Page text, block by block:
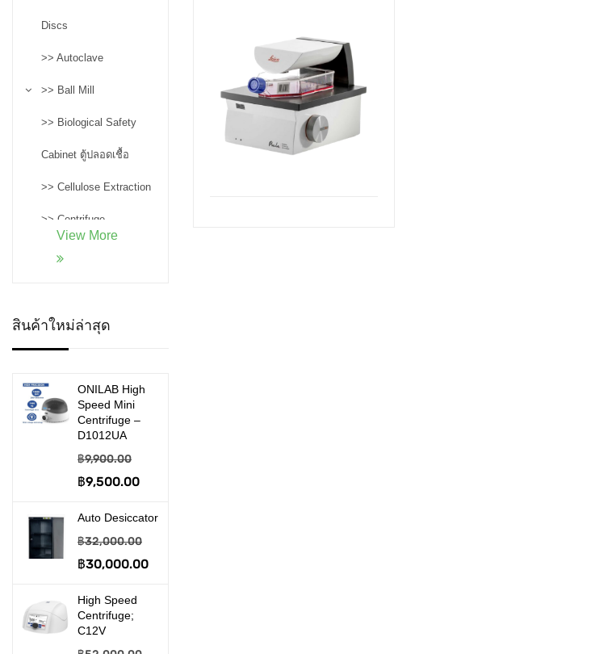
Discs
>> Autoclave
>> Ball Mill
>> Biological Safety
Cabinet ตู้ปลอดเชื้อ
>> Cellulose Extraction
>> Centrifuge
>> Desiccator
>> Disposable Product
>> Embedding System
>> Filtration & Suction
เครื่องรันเจล
>> Hot Plate & Stirrer
View More
สินค้าใหม่ล่าสุด
ONILAB High
Speed Mini
Centrifuge –
D1012UA
฿9,900.00
Original
฿9,500.00Current
Auto Desiccator
฿32,000.00
Original
was:
฿32,000.00.
฿30,000.00Current
High Speed
Centrifuge;
C12V